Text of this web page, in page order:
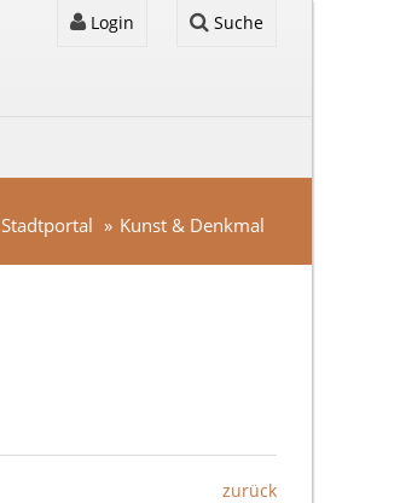
Login Suche
Stadtportal Kunst & Denkmal
zurück